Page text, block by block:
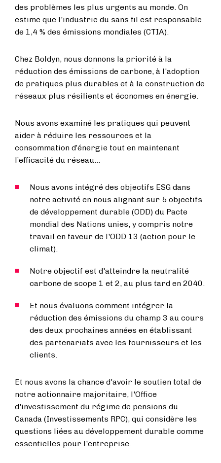
des problèmes les plus urgents au monde. On
estime que l'industrie du sans fil est responsable
de 1,4 % des émissions mondiales (CTIA).
Chez Boldyn, nous donnons la priorité à la
réduction des émissions de carbone, à l'adoption
de pratiques plus durables et à la construction de
réseaux plus résilients et économes en énergie.
Nous avons examiné les pratiques qui peuvent
aider à réduire les ressources et la
consommation d’énergie tout en maintenant
l’efficacité du réseau…
Nous avons intégré des objectifs ESG dans
notre activité en nous alignant sur 5 objectifs
de développement durable (ODD) du Pacte
mondial des Nations unies, y compris notre
travail en faveur de l'ODD 13 (action pour le
climat).
Notre objectif est d'atteindre la neutralité
carbone de scope 1 et 2, au plus tard en 2040.
Et nous évaluons comment intégrer la
réduction des émissions du champ 3 au cours
des deux prochaines années en établissant
des partenariats avec les fournisseurs et les
clients.
Et nous avons la chance d'avoir le soutien total de
notre actionnaire majoritaire, l'Office
d'investissement du régime de pensions du
Canada (Investissements RPC), qui considère les
questions liées au développement durable comme
essentielles pour l'entreprise.